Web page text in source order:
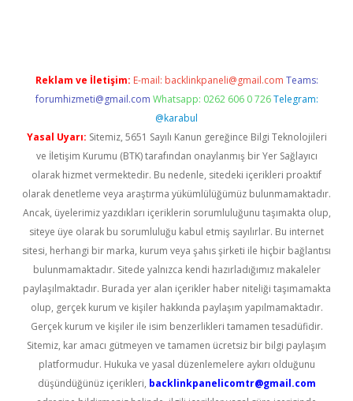
Reklam ve İletişim: E-mail: backlinkpaneli@gmail.com Teams:
forumhizmeti@gmail.com Whatsapp: 0262 606 0 726 Telegram:
@karabul
Yasal Uyarı: Sitemiz, 5651 Sayılı Kanun gereğince Bilgi Teknolojileri
ve İletişim Kurumu (BTK) tarafından onaylanmış bir Yer Sağlayıcı
olarak hizmet vermektedir. Bu nedenle, sitedeki içerikleri proaktif
olarak denetleme veya araştırma yükümlülüğümüz bulunmamaktadır.
Ancak, üyelerimiz yazdıkları içeriklerin sorumluluğunu taşımakta olup,
siteye üye olarak bu sorumluluğu kabul etmiş sayılırlar. Bu internet
sitesi, herhangi bir marka, kurum veya şahıs şirketi ile hiçbir bağlantısı
bulunmamaktadır. Sitede yalnızca kendi hazırladığımız makaleler
paylaşılmaktadır. Burada yer alan içerikler haber niteliği taşımamakta
olup, gerçek kurum ve kişiler hakkında paylaşım yapılmamaktadır.
Gerçek kurum ve kişiler ile isim benzerlikleri tamamen tesadüfidir.
Sitemiz, kar amacı gütmeyen ve tamamen ücretsiz bir bilgi paylaşım
platformudur. Hukuka ve yasal düzenlemelere aykırı olduğunu
düşündüğünüz içerikleri, backlinkpanelicomtr@gmail.com